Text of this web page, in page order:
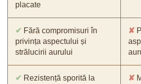
placate
✔ Fără compromisuri în
privința aspectului și
strălucirii aurului
✘
✔ Rezistență sporită la
✘